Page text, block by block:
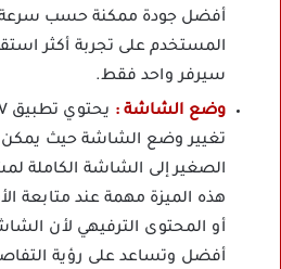
أفضل جودة ممكنة حسب سرعة
المستخدم على تجربة أكثر
سيرفر واحد فقط.
وضع الشاشة :
تغيير وضع الشاشة حيث
الصغير إلى الشاشة الكاملة
هذه الميزة مهمة عند متابعة
أو المحتوى الترفيهي لأن
أفضل وتساعد على رؤية